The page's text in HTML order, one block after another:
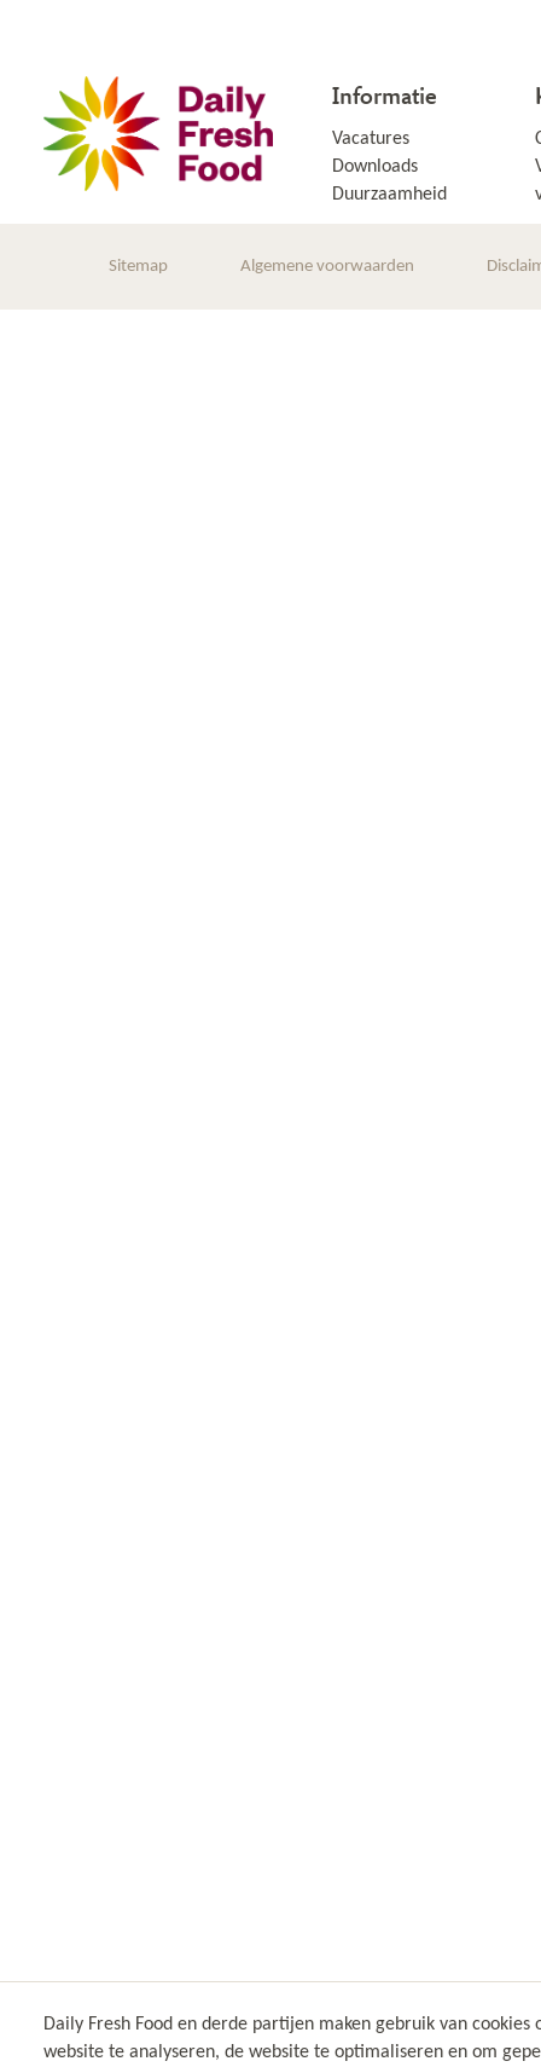
Daily Fresh Food en derde partijen maken gebruik van cookies
website te analyseren, de website te optimaliseren en om
Informatie
Vacatures
Downloads
Duurzaamheid
Sitemap Algemene voorwaarden